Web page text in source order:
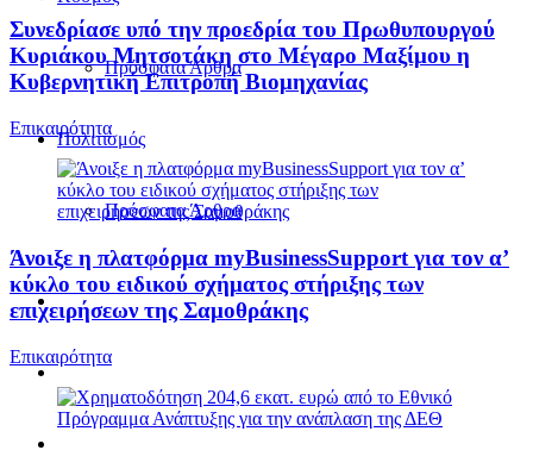
Πρόσφατα Άρθρα
Πολιτισμός
Πρόσφατα Άρθρα
Συνεδρίασε υπό την προεδρία του Πρωθυπουργού
Κυριάκου Μητσοτάκη στο Μέγαρο Μαξίμου η
Κυβερνητική Επιτροπή Βιομηχανίας
Επικαιρότητα
Άνοιξε η πλατφόρμα myBusinessSupport για τον α’
κύκλο του ειδικού σχήματος στήριξης των
επιχειρήσεων της Σαμοθράκης
Επικαιρότητα